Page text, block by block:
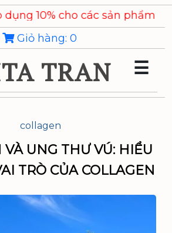
cho các sản phẩmChiết xuất
Giỏ hàng: 0
TRAN ☰
collagen
VÀ UNG THƯ VÚ: HIỂU
TRÒ CỦA COLLAGEN